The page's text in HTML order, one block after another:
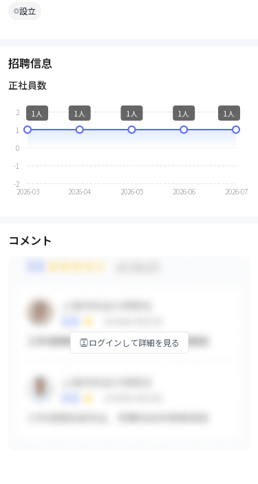
設立
招聘信息
正社員数
-2
-1
0
1
2
2026-03 2026-04 2026-05 2026-06 2026-07
1人 1人 1人 1人 1人
コメント
ログインして詳細を見る